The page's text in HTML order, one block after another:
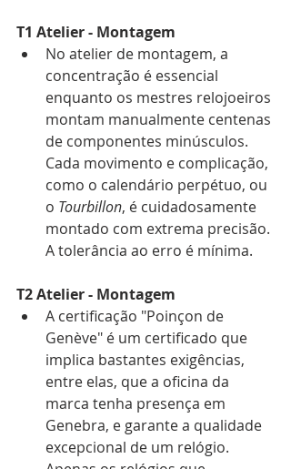
T1 Atelier - Montagem
No atelier de montagem, a
concentração é essencial
enquanto os mestres relojoeiros
montam manualmente centenas
de componentes minúsculos.
Cada movimento e complicação,
como o calendário perpétuo, ou
o Tourbillon, é cuidadosamente
montado com extrema precisão.
A tolerância ao erro é mínima.
T2 Atelier - Montagem
A certificação "Poinçon de
Genève" é um certificado que
implica bastantes exigências,
entre elas, que a oficina da
marca tenha presença em
Genebra, e garante a qualidade
excepcional de um relógio.